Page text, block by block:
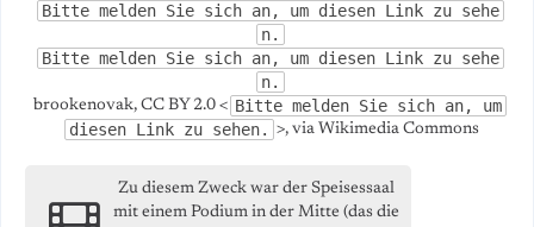
Bitte melden Sie sich an, um diesen Link zu sehe
n.
Bitte melden Sie sich an, um diesen Link zu sehe
n.
brookenovak, CC BY 2.0 < Bitte melden Sie sich an, um
diesen Link zu sehen.
>, via Wikimedia Commons
Zu diesem Zweck war der Speisessaal
mit einem Podium in der Mitte (das die